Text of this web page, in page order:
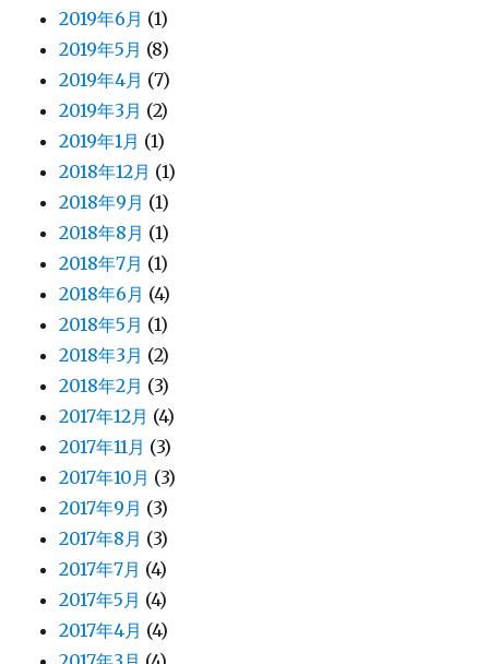
2019年6月 (1)
2019年5月 (8)
2019年4月 (7)
2019年3月 (2)
2019年1月 (1)
2018年12月 (1)
2018年9月 (1)
2018年8月 (1)
2018年7月 (1)
2018年6月 (4)
2018年5月 (1)
2018年3月 (2)
2018年2月 (3)
2017年12月 (4)
2017年11月 (3)
2017年10月 (3)
2017年9月 (3)
2017年8月 (3)
2017年7月 (4)
2017年5月 (4)
2017年4月 (4)